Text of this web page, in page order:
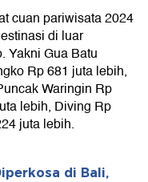
cuan pariwisata 2024
di luar
Yakni Gua Batu
Rp 681 juta lebih,
Waringin Rp
lebih, Diving Rp
juta lebih.
di Bali,